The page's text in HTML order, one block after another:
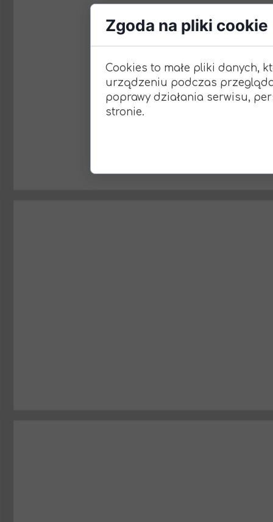
Zgoda na pliki cookie
Cookies to małe pliki danych,
urządzeniu podczas
poprawy działania serwisu,
stronie.